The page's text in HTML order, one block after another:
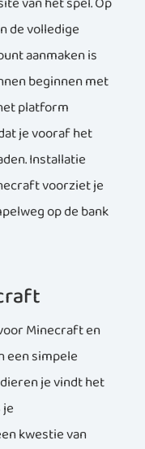
de volledige
aanmaken is
beginnen met
platform
je vooraf het
Installatie
voorziet je
op de bank
Minecraft en
een simpele
je vindt het
kwestie van